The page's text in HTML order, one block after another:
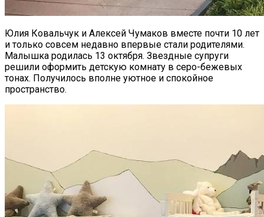
Юлия Ковальчук и Алексей Чумаков вместе почти 10 лет
и только совсем недавно впервые стали родителями.
Малышка родилась 13 октября. Звездные супруги
решили оформить детскую комнату в серо-бежевых
тонах. Получилось вполне уютное и спокойное
пространство.